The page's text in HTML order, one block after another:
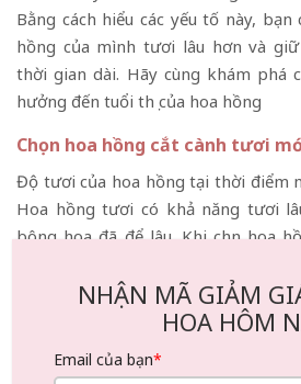
Bằng cách hiểu các yếu tố này,
hồng của mình tươi lâu hơn và
thời gian dài. Hãy cùng khám phá
hưởng đến tuổi thọ của hoa hồng
Chọn hoa hồng cắt cành tươi
Độ tươi của hoa hồng tại thời điểm
Hoa hồng tươi có khả năng tươi
bông hoa đã để lâu. Khi chọn hoa
cứng, tươi, có màu xanh tươi.
Xử lý hoa đúng cách
Chăm sóc và xử lý hoa hồng đúng
NHẬN MÃ GIẢM
HOA HÔM
Email của bạn*